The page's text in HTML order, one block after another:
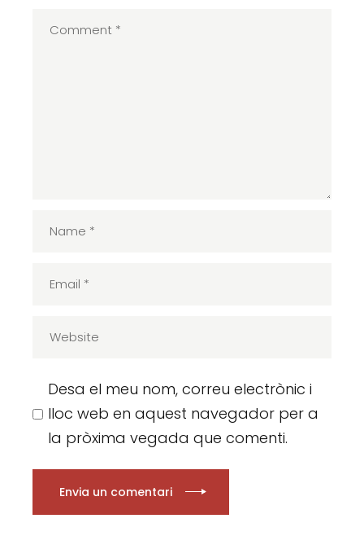
Desa el meu nom, correu electrònic i
lloc web en aquest navegador per a
la pròxima vegada que comenti.
Envia un comentari